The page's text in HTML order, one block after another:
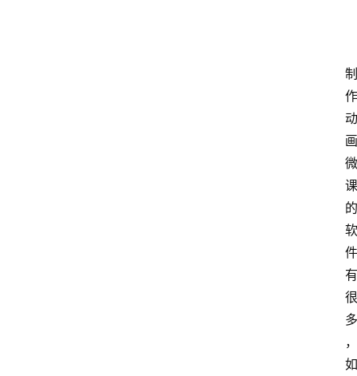
制
作
动
画
微
课
的
软
件
有
很
多
，
如